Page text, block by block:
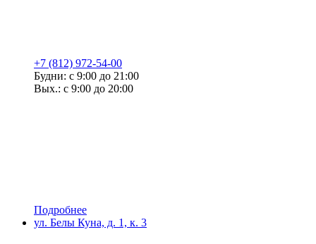
+7 (812) 972-54-00
Будни: с 9:00 до 21:00
Вых.: с 9:00 до 20:00
Подробнее
ул. Белы Куна, д. 1, к. 3